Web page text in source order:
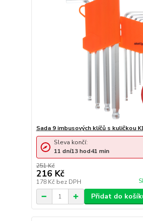
Sada 9 imbusových klíčů s kuličkou
251 Kč
216 Kč
178 Kč bez DPH
Sleva končí:
11 dní13 hod41 min
Přidat do